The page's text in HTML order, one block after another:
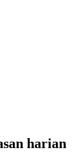
harian